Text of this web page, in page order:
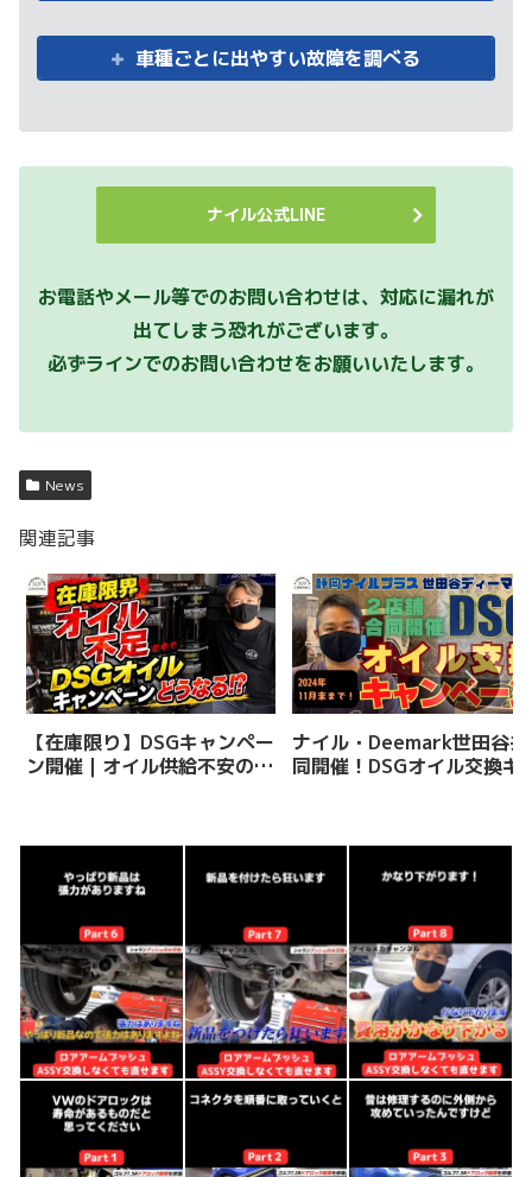
車種ごとに出やすい故障を調べる
ナイル公式LINE
お電話やメール等でのお問い合わせは、対応に漏れが
出てしまう恐れがございます。
必ずラインでのお問い合わせをお願いいたします。
News
関連記事
【在庫限り】DSGキャンペー
ン開催｜オイル供給不安のた
ナイル・Deemark世田谷共
同開催！DSGオイル交換キ